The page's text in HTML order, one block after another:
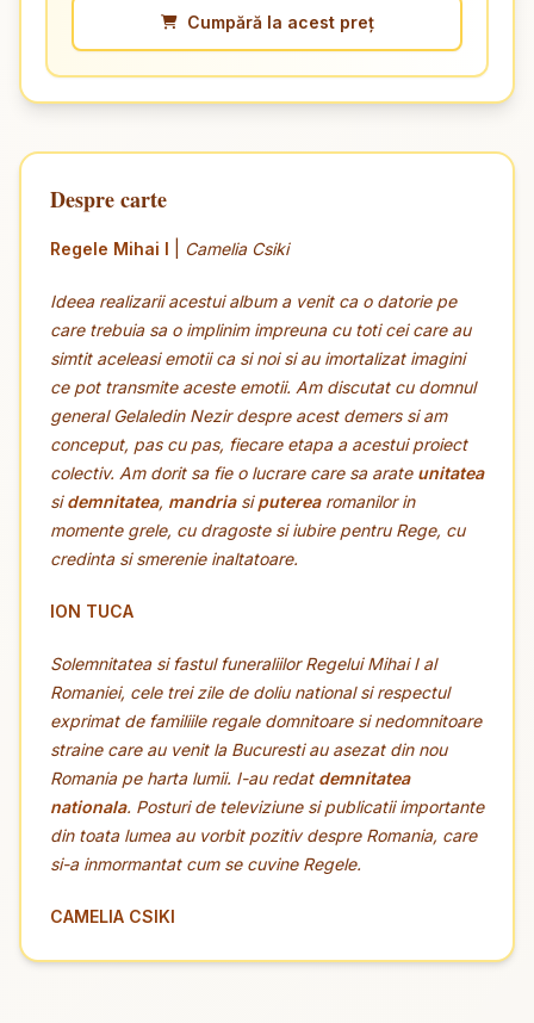
Cumpără la acest preț
Despre carte
Regele Mihai I Camelia Csiki
Ideea realizarii acestui album a venit ca o datorie pe
care trebuia sa o implinim impreuna cu toti cei care au
simtit aceleasi emotii ca si noi si au imortalizat imagini
ce pot transmite aceste emotii. Am discutat cu domnul
general Gelaledin Nezir despre acest demers si am
conceput, pas cu pas, fiecare etapa a acestui proiect
colectiv. Am dorit sa fie o lucrare care sa arate unitatea
sidemnitatea, mandriasiputerearomanilor in
momente grele, cu dragostesiiubirepentru Rege, cu
credintasismerenieinaltatoare.
ION TUCA
Solemnitatea si fastul funeraliilor Regelui Mihai I al
Romaniei, cele trei zile de doliu national si respectul
exprimat de familiile regale domnitoare si nedomnitoare
straine care au venit la Bucuresti au asezat din nou
Romania pe harta lumii. I-au redat demnitatea
nationala. Posturi de televiziune si publicatii importante
din toata lumea au vorbit pozitiv despre Romania, care
si-a inmormantat cum se cuvine Regele.
CAMELIA CSIKI